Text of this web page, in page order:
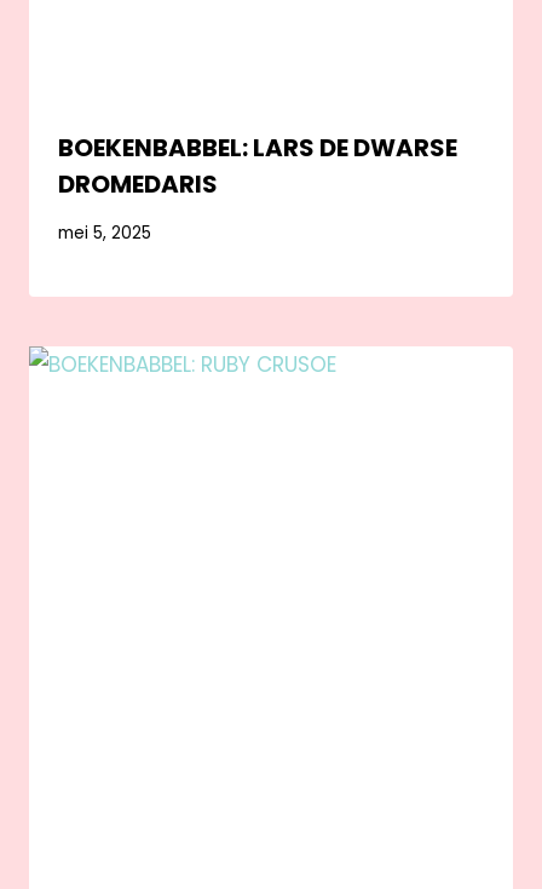
BOEKENBABBEL: LARS DE DWARSE
DROMEDARIS
mei 5, 2025